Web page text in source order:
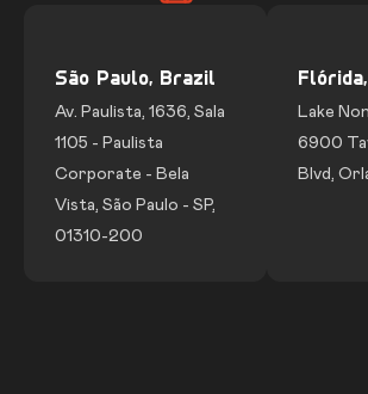
São Paulo, Brazil
Av. Paulista, 1636, Sala
1105 - Paulista
Corporate - Bela
Vista, São Paulo - SP,
01310-200
Lake
6900
Blvd,